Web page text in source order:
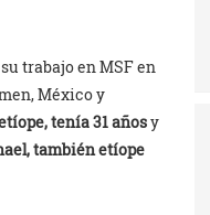
trabajo en MSF en
México y
tenía 31 añosy
también etíope